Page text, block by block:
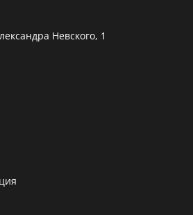
Невского, 1